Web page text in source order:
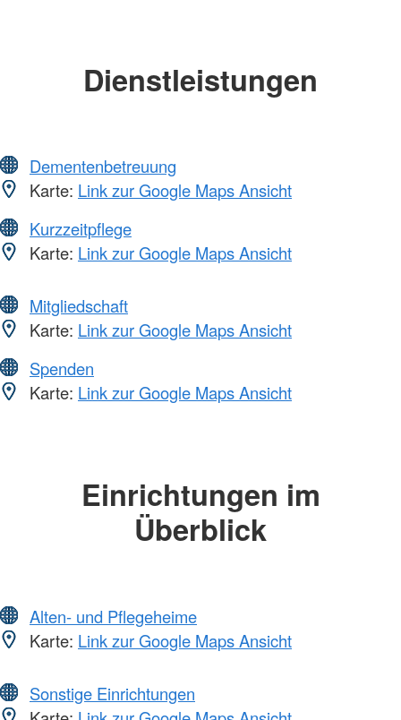
Dienstleistungen
Dementenbetreuung
Karte: Link zur Google Maps Ansicht
Kurzzeitpflege
Karte: Link zur Google Maps Ansicht
Mitgliedschaft
Karte: Link zur Google Maps Ansicht
Spenden
Karte: Link zur Google Maps Ansicht
Einrichtungen im
Überblick
Alten- und Pflegeheime
Karte: Link zur Google Maps Ansicht
Sonstige Einrichtungen